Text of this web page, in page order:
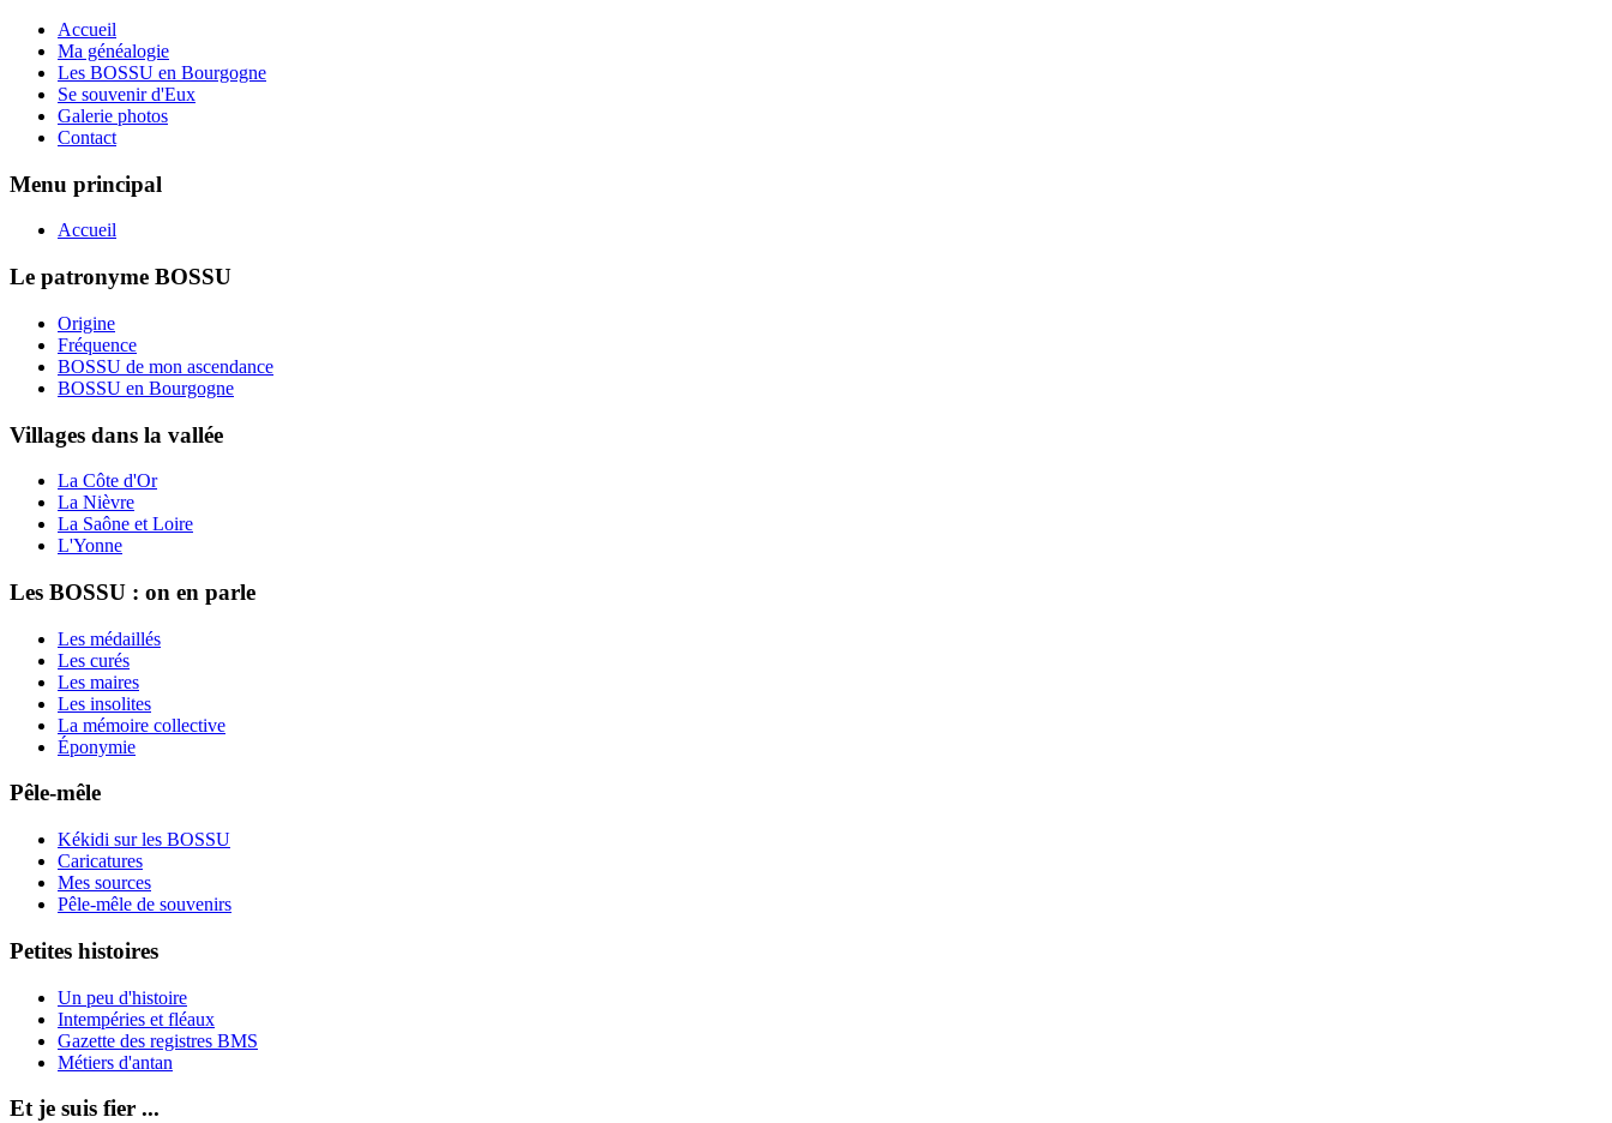
Accueil
Ma généalogie
Les BOSSU en Bourgogne
Se souvenir d'Eux
Galerie photos
Contact
Menu principal
Accueil
Le patronyme BOSSU
Origine
Fréquence
BOSSU de mon ascendance
BOSSU en Bourgogne
Villages dans la vallée
La Côte d'Or
La Nièvre
La Saône et Loire
L'Yonne
Les BOSSU : on en parle
Les médaillés
Les curés
Les maires
Les insolites
La mémoire collective
Éponymie
Pêle-mêle
Kékidi sur les BOSSU
Caricatures
Mes sources
Pêle-mêle de souvenirs
Petites histoires
Un peu d'histoire
Intempéries et fléaux
Gazette des registres BMS
Métiers d'antan
Et je suis fier ...